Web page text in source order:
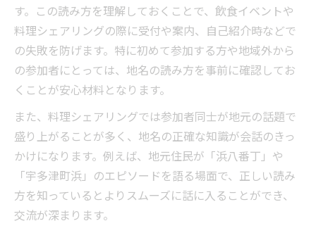
す。この読み方を理解しておくことで、飲食イベントや
料理シェアリングの際に受付や案内、自己紹介時などで
の失敗を防げます。特に初めて参加する方や地域外から
の参加者にとっては、地名の読み方を事前に確認してお
くことが安心材料となります。
また、料理シェアリングでは参加者同士が地元の話題で
盛り上がることが多く、地名の正確な知識が会話のきっ
かけになります。例えば、地元住民が「浜八番丁」や
「宇多津町浜」のエピソードを語る場面で、正しい読み
方を知っているとよりスムーズに話に入ることができ、
交流が深まります。